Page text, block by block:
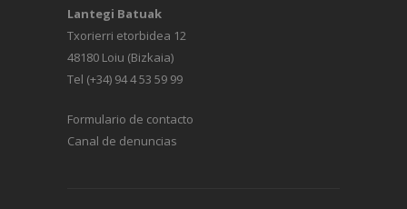
Lantegi Batuak
Txorierri etorbidea 12
48180 Loiu (Bizkaia)
Tel (+34) 94 4 53 59 99
Formulario de contacto
Canal de denuncias